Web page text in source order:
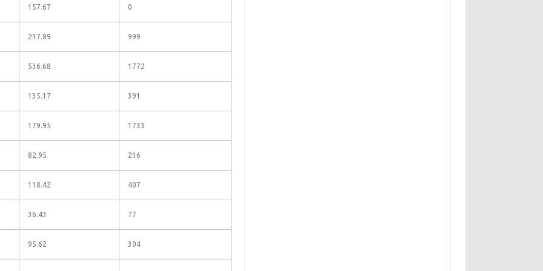
157.67 0
217.89 999
536.68 1772
135.17 391
179.95 1733
82.95 216
118.42 407
36.43 77
95.62 394